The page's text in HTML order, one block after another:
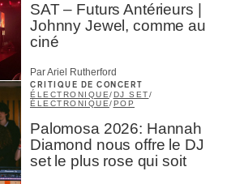
SAT – Futurs Antérieurs |
Johnny Jewel, comme au
ciné
Par Ariel Rutherford
CRITIQUE DE CONCERT
ÉLECTRONIQUE/DJ SET/
ÉLECTRONIQUE/POP
Palomosa 2026: Hannah
Diamond nous offre le DJ
set le plus rose qui soit